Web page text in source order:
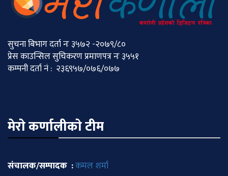
सुचना बिभाग दर्ता नः ३५७२ -२०७९/८०
प्रेस काउन्सिल सुचिकरण प्रमाणपत्र नः ३५५१
कम्पनी दर्ता नं : २३६९५७/०७६/०७७
मेराे कर्णालीकाे टीम
संचालक/सम्पादक :कमल शर्मा